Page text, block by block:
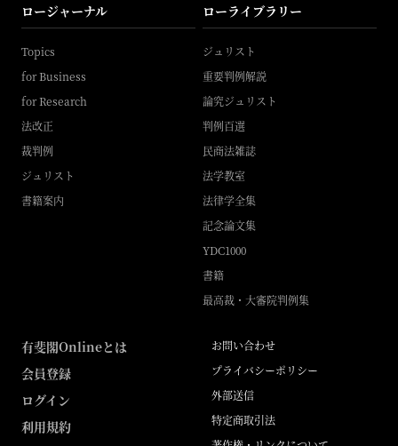
ロージャーナル
Topics
for Business
for Research
法改正
裁判例
ジュリスト
書籍案内
ローライブラリー
ジュリスト
重要判例解説
論究ジュリスト
判例百選
民商法雑誌
法学教室
法律学全集
記念論文集
YDC1000
書籍
最高裁・大審院判例集
有斐閣Onlineとは
会員登録
ログイン
利用規約
お問い合わせ
プライバシーポリシー
外部送信
特定商取引法